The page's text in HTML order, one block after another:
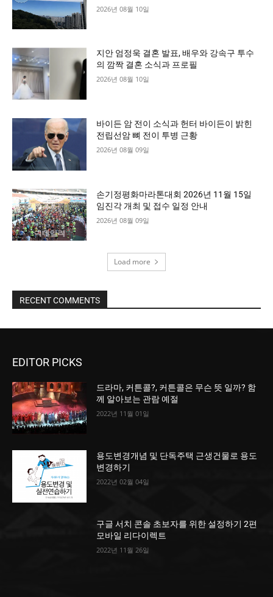
2026년 08월 10일
지안 엄정욱 결혼 발표, 배우와 강속구 투수
의 깜짝 결혼 소식과 프로필
2026년 08월 10일
바이든 암 전이 소식과 헌터 바이든이 밝힌
전립선암 뼈 전이 투병 근황
2026년 08월 09일
손기정평화마라톤대회 2026년 11월 15일
임진각 개최 및 접수 일정 안내
2026년 08월 09일
Load more
RECENT COMMENTS
EDITOR PICKS
드라마, 커튼콜?, 커튼콜은 무슨 뜻 일까? 함
께 알아보는 관람 예절
2022년 11월 01일
용도변경개념 및 단독주택 근생건물로 용도
변경하기
2022년 02월 04일
구글 서치 콘솔 초보자를 위한 설정하기 2편
모바일 리다이렉트
2022년 11월 26일